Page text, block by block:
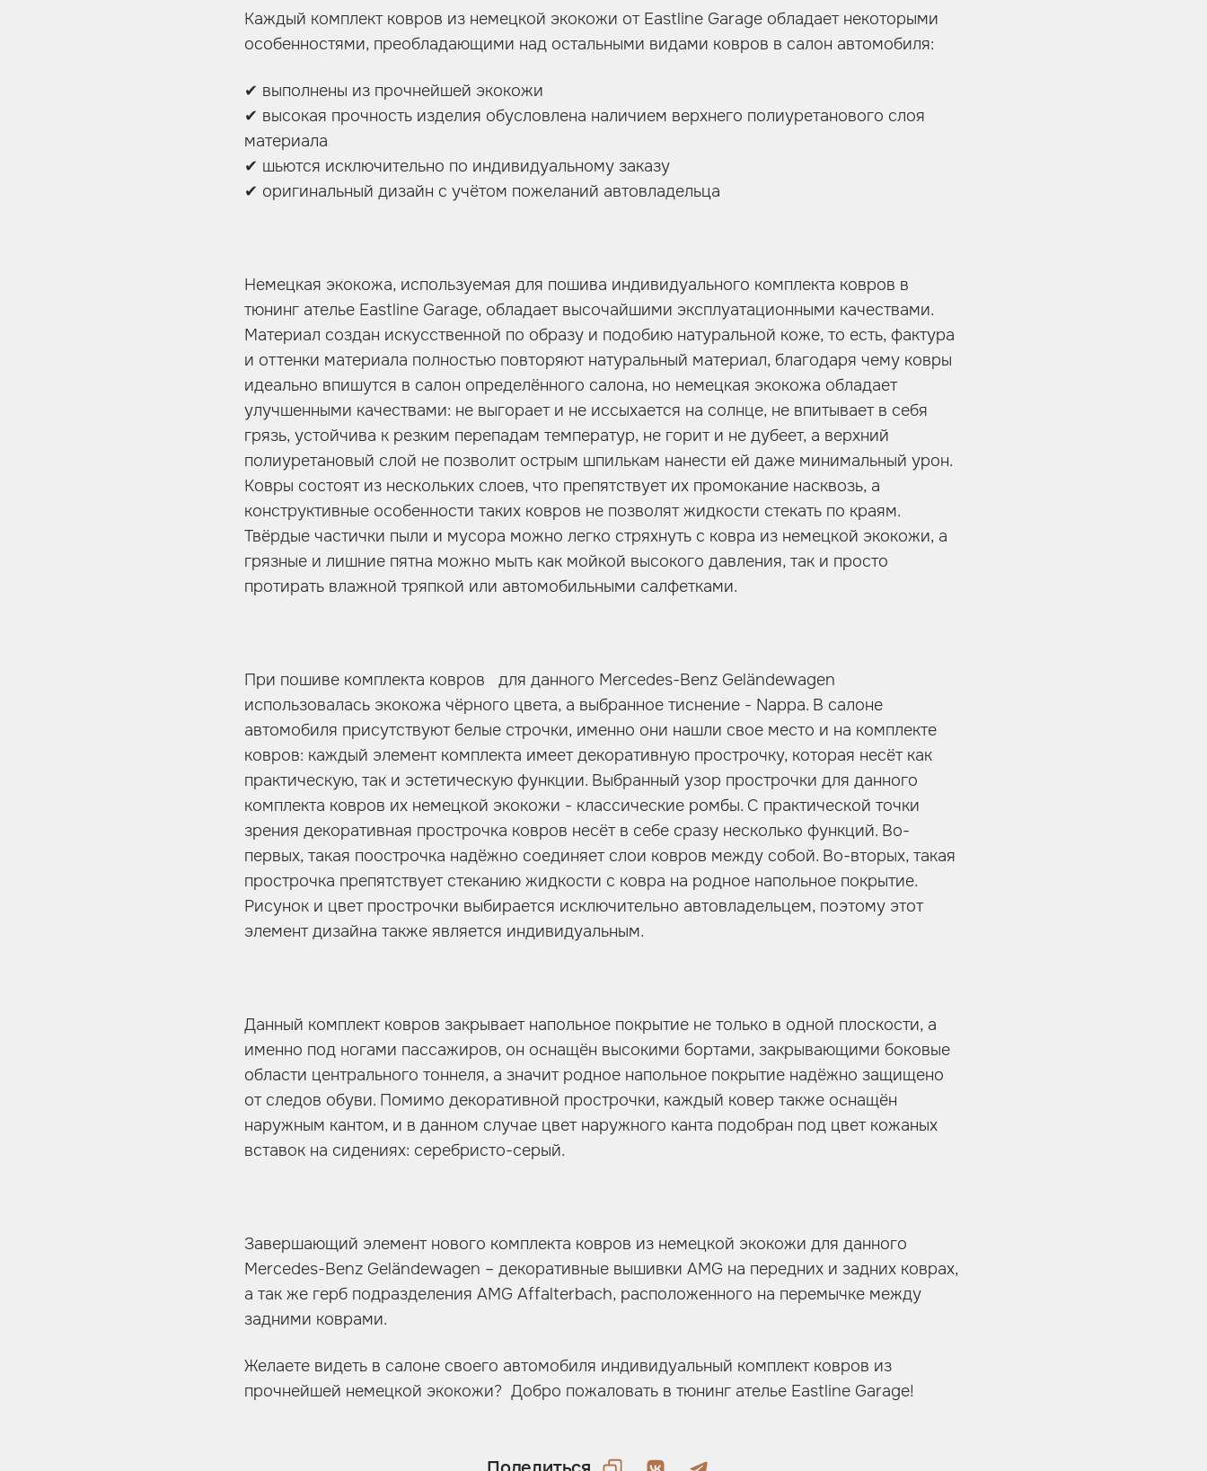
Каждый комплект ковров из немецкой экокожи от Eastline Garage обладает некоторыми
особенностями, преобладающими над остальными видами ковров в салон автомобиля:
✔ выполнены из прочнейшей экокожи
✔ высокая прочность изделия обусловлена наличием верхнего полиуретанового слоя
материала
✔ шьются исключительно по индивидуальному заказу
✔ оригинальный дизайн с учётом пожеланий автовладельца
Немецкая экокожа, используемая для пошива индивидуального комплекта ковров в
тюнинг ателье Eastline Garage, обладает высочайшими эксплуатационными качествами.
Материал создан искусственной по образу и подобию натуральной коже, то есть, фактура
и оттенки материала полностью повторяют натуральный материал, благодаря чему ковры
идеально впишутся в салон определённого салона, но немецкая экокожа обладает
улучшенными качествами: не выгорает и не иссыхается на солнце, не впитывает в себя
грязь, устойчива к резким перепадам температур, не горит и не дубеет, а верхний
полиуретановый слой не позволит острым шпилькам нанести ей даже минимальный урон.
Ковры состоят из нескольких слоев, что препятствует их промокание насквозь, а
конструктивные особенности таких ковров не позволят жидкости стекать по краям.
Твёрдые частички пыли и мусора можно легко стряхнуть с ковра из немецкой экокожи, а
грязные и лишние пятна можно мыть как мойкой высокого давления, так и просто
протирать влажной тряпкой или автомобильными салфетками.
При пошиве комплекта ковров для данного Mercedes-Benz Geländewagen
использовалась экокожа чёрного цвета, а выбранное тиснение - Nappa. В салоне
автомобиля присутствуют белые строчки, именно они нашли свое место и на комплекте
ковров: каждый элемент комплекта имеет декоративную прострочку, которая несёт как
практическую, так и эстетическую функции. Выбранный узор прострочки для данного
комплекта ковров их немецкой экокожи - классические ромбы. С практической точки
зрения декоративная прострочка ковров несёт в себе сразу несколько функций. Во-
первых, такая поострочка надёжно соединяет слои ковров между собой. Во-вторых, такая
прострочка препятствует стеканию жидкости с ковра на родное напольное покрытие.
Рисунок и цвет прострочки выбирается исключительно автовладельцем, поэтому этот
элемент дизайна также является индивидуальным.
Данный комплект ковров закрывает напольное покрытие не только в одной плоскости, а
именно под ногами пассажиров, он оснащён высокими бортами, закрывающими боковые
области центрального тоннеля, а значит родное напольное покрытие надёжно защищено
от следов обуви. Помимо декоративной прострочки, каждый ковер также оснащён
наружным кантом, и в данном случае цвет наружного канта подобран под цвет кожаных
вставок на сидениях: серебристо-серый.
Завершающий элемент нового комплекта ковров из немецкой экокожи для данного
Mercedes-Benz Geländewagen – декоративные вышивки AMG на передних и задних коврах,
а так же герб подразделения AMG Affalterbach, расположенного на перемычке между
задними коврами.
Желаете видеть в салоне своего автомобиля индивидуальный комплект ковров из
прочнейшей немецкой экокожи? Добро пожаловать в тюнинг ателье Eastline Garage!